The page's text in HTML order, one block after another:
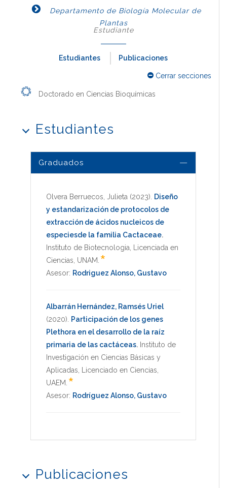
Departamento de Biología Molecular de
Plantas
Estudiante
Estudiantes Publicaciones
Cerrar secciones
Doctorado en Ciencias Bioquímicas
Estudiantes
Graduados
Olvera Berruecos, Julieta (2023). Diseño
y estandarización de protocolos de
extracción de ácidos nucleicos de
especiesde la familia Cactaceae.
Instituto de Biotecnologia, Licenciada en
Ciencias, UNAM. *
Asesor: Rodriguez Alonso, Gustavo
Albarrán Hernández, Ramsés Uriel
(2020). Participación de los genes
Plethora en el desarrollo de la raíz
primaria de las cactáceas. Instituto de
Investigación en Ciencias Básicas y
Aplicadas, Licenciado en Ciencias,
UAEM. *
Asesor: Rodríguez Alonso, Gustavo
Publicaciones